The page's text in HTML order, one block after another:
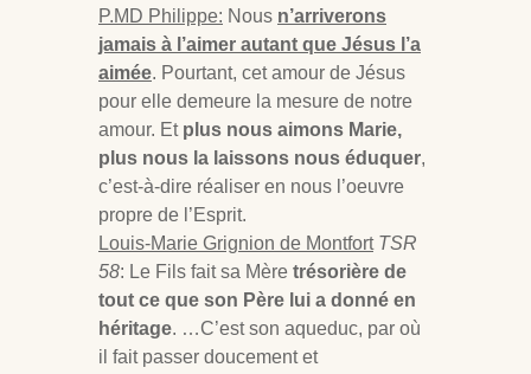
P.MD Philippe: Nous n’arriverons
jamais à l’aimer autant que Jésus l’a
aimée. Pourtant, cet amour de Jésus
pour elle demeure la mesure de notre
amour. Et plus nous aimons Marie,
plus nous la laissons nous éduquer,
c’est-à-dire réaliser en nous l’oeuvre
propre de l’Esprit.
Louis-Marie Grignion de Montfort TSR
58: Le Fils fait sa Mère trésorière de
tout ce que son Père lui a donné en
héritage. …C’est son aqueduc, par où
il fait passer doucement et